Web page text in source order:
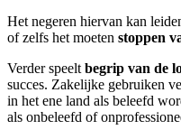
Het negeren hiervan kan
of zelfs het moeten stoppen
Verder speelt begrip van de
succes. Zakelijke gebruiken
in het ene land als beleefd
als onbeleefd of